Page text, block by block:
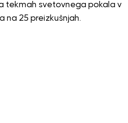
tekmah svetovnega pokala v
na 25 preizkušnjah.